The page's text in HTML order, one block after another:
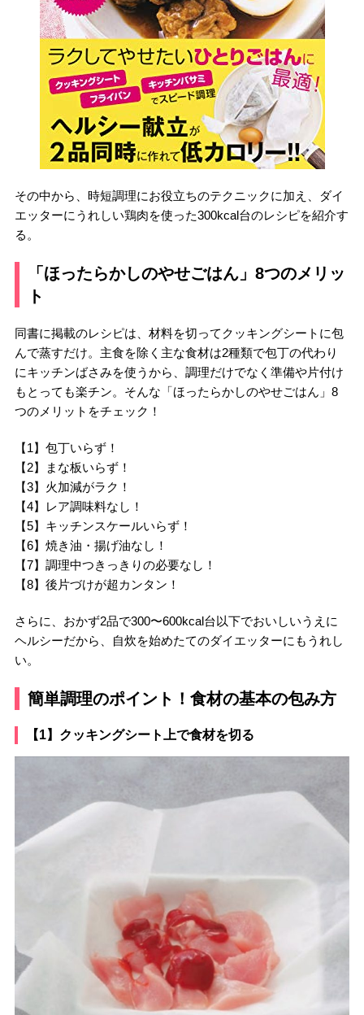
その中から、時短調理にお役立ちのテクニックに加え、ダイ
エッターにうれしい鶏肉を使った300kcal台のレシピを紹介す
る。
「ほったらかしのやせごはん」8つのメリッ
ト
同書に掲載のレシピは、材料を切ってクッキングシートに包
んで蒸すだけ。主食を除く主な食材は2種類で包丁の代わり
にキッチンばさみを使うから、調理だけでなく準備や片付け
もとっても楽チン。そんな「ほったらかしのやせごはん」8
つのメリットをチェック！
【1】包丁いらず！
【2】まな板いらず！
【3】火加減がラク！
【4】レア調味料なし！
【5】キッチンスケールいらず！
【6】焼き油・揚げ油なし！
【7】調理中つきっきりの必要なし！
【8】後片づけが超カンタン！
さらに、おかず2品で300〜600kcal台以下でおいしいうえに
ヘルシーだから、自炊を始めたてのダイエッターにもうれし
い。
簡単調理のポイント！食材の基本の包み方
【1】クッキングシート上で食材を切る